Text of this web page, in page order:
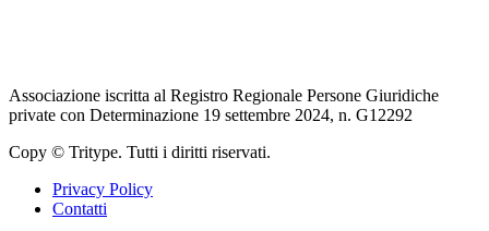
Associazione iscritta al Registro Regionale Persone Giuridiche
private con Determinazione 19 settembre 2024, n. G12292
Copy © Tritype. Tutti i diritti riservati.
Privacy Policy
Contatti